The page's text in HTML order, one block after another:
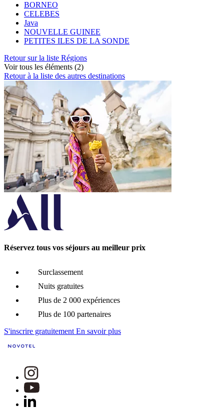
BORNEO
CELEBES
Java
NOUVELLE GUINEE
PETITES ILES DE LA SONDE
Retour sur la liste Régions
Voir tous les éléments (2)
Retour à la liste des autres destinations
Réservez tous vos séjours au meilleur prix
Surclassement
Nuits gratuites
Plus de 2 000 expériences
Plus de 100 partenaires
S'inscrire gratuitement En savoir plus